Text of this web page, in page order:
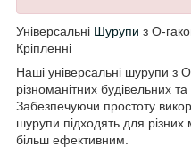
Універсальні Шурупи з О-
Кріпленні
Наші універсальні шурупи з
різноманітних будівельних
Забезпечуючи простоту
шурупи підходять для
більш ефективним.